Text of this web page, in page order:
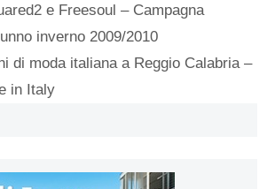
e Freesoul – Campagna
inverno 2009/2010
di moda italiana a Reggio Calabria –
in Italy